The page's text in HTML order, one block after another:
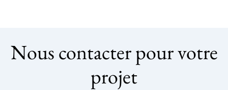
Nous contacter pour votre
projet